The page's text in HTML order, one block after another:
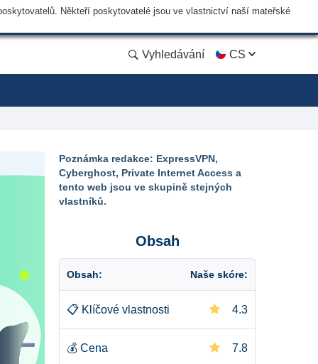
Někteří poskytovatelé jsou ve vlastnictví naší mateřské
Vyhledávání CS
Poznámka redakce: ExpressVPN,
Cyberghost, Private Internet Access a
tento web jsou ve skupině stejných
vlastníků.
Obsah
Obsah: Naše skóre:
📋 Klíčové vlastnosti 4.3
💰 Cena 7.8